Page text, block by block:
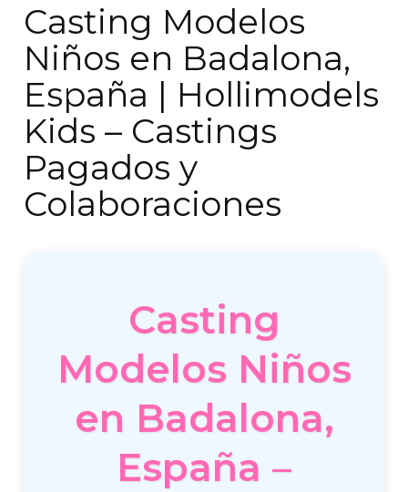
Casting Modelos
Niños en Badalona,
España | Hollimodels
Kids – Castings
Pagados y
Colaboraciones
Casting
Modelos Niños
en Badalona,
España –